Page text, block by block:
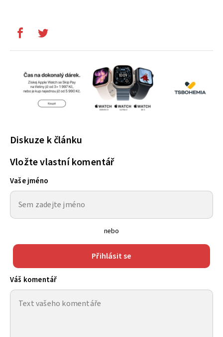
Diskuze k článku
Vložte vlastní komentář
Vaše jméno
nebo
Přihlásit se
Váš komentář